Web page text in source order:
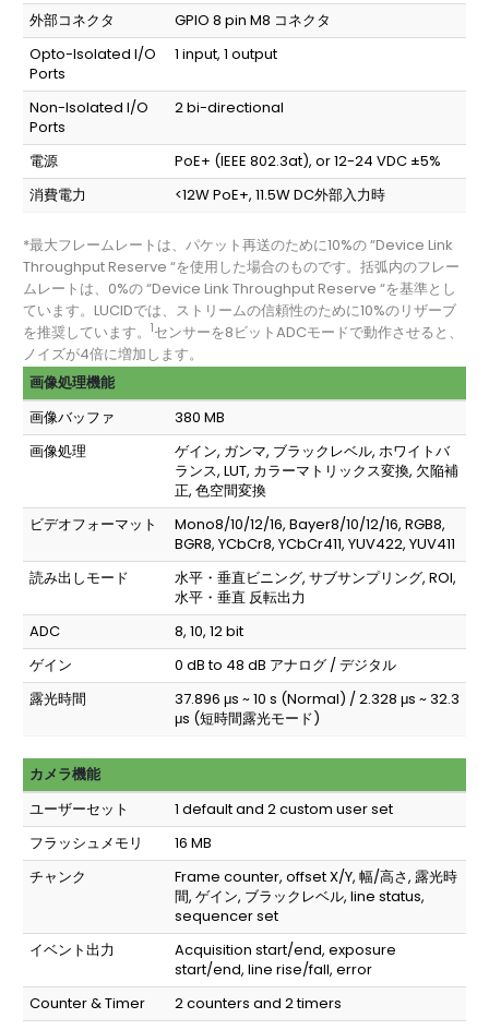
外部コネクタ
GPIO 8 pin M8 コネクタ
Opto-Isolated I/O
Ports
1 input, 1 output
Non-Isolated I/O
Ports
2 bi-directional
電源
PoE+ (IEEE 802.3at), or 12-24 VDC ±5%
消費電力
<12W PoE+, 11.5W DC外部入力時
*最大フレームレートは、パケット再送のために10%の “Device Link
Throughput Reserve “を使用した場合のものです。括弧内のフレー
ムレートは、0%の “Device Link Throughput Reserve “を基準とし
ています。LUCIDでは、ストリームの信頼性のために10%のリザーブ
を推奨しています。
1センサーを8ビットADCモードで動作させると、
ノイズが4倍に増加します。
画像処理機能
画像バッファ
380 MB
画像処理
ゲイン, ガンマ, ブラックレベル, ホワイトバ
ランス, LUT, カラーマトリックス変換, 欠陥補
正, 色空間変換
ビデオフォーマット
Mono8/10/12/16, Bayer8/10/12/16, RGB8,
BGR8, YCbCr8, YCbCr411, YUV422, YUV411
読み出しモード
水平・垂直ビニング, サブサンプリング, ROI,
水平・垂直 反転出力
ADC
8, 10, 12 bit
ゲイン
0 dB to 48 dB アナログ / デジタル
露光時間
37.896 μs ~ 10 s (Normal) / 2.328 μs ~ 32.3
μs (短時間露光モード)
カメラ機能
ユーザーセット
1 default and 2 custom user set
フラッシュメモリ
16 MB
チャンク
Frame counter, offset X/Y, 幅/高さ, 露光時
間, ゲイン, ブラックレベル, line status,
sequencer set
イベント出力
Acquisition start/end, exposure
start/end, line rise/fall, error
Counter & Timer
2 counters and 2 timers